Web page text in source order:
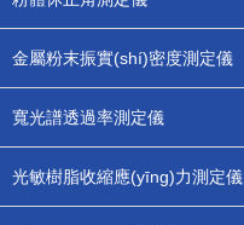
金屬粉末振實(shí)密度測定儀
寬光譜透過率測定儀
光敏樹脂收縮應(yīng)力測定儀